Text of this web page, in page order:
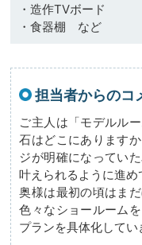
・造作TVボード
・食器棚 など
担当者からのコ
ご主人は「モデルル
石はどこにあります
ジが明確になってい
叶えられるように進め
奥様は最初の頃はま
色々なショールーム
プランを具体化してい